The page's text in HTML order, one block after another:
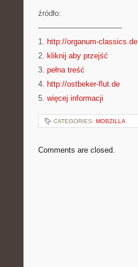
źródło:
———————————
1. http://organum-classics.de
2. kliknij aby przejść
3. pełna treść
4. http://ostbeker-flut.de
5. więcej informacji
CATEGORIES: MOBZILLA
Comments are closed.